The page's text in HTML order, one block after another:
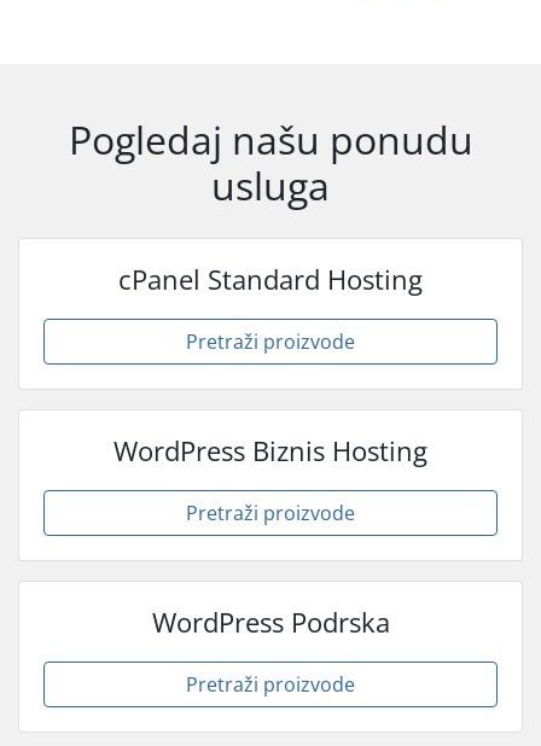
Pogledaj našu ponudu
usluga
cPanel Standard Hosting
Pretraži proizvode
WordPress Biznis Hosting
Pretraži proizvode
WordPress Podrska
Pretraži proizvode